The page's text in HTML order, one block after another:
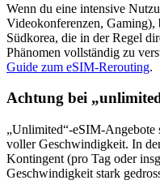
Wenn du eine intensive
Videokonferenzen, Gaming),
Südkorea, die in der Regel
Phänomen vollständig zu
Guide zum eSIM-Rerouting.
Achtung bei
„Unlimited“-eSIM-Angebote
voller Geschwindigkeit. In
Kontingent (pro Tag oder
Geschwindigkeit stark